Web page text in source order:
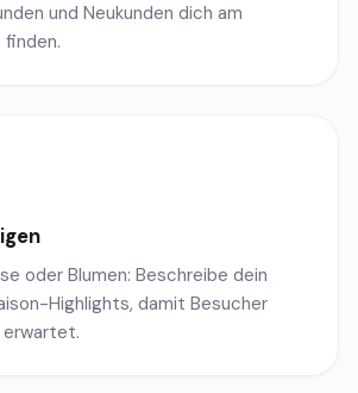
und Neukunden dich am
oder Blumen: Beschreibe dein
Highlights, damit Besucher
erwartet.